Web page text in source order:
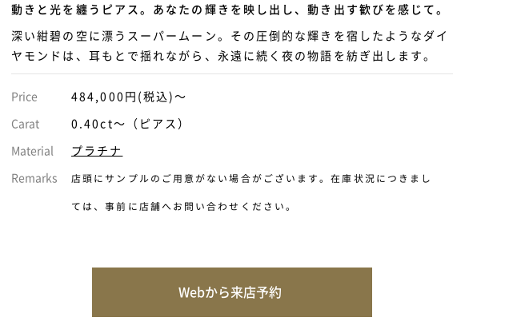
動きと光を纏うピアス。あなたの輝きを映し出し、動き出す歓びを感じて。
深い紺碧の空に漂うスーパームーン。その圧倒的な輝きを宿したようなダイ
ヤモンドは、耳もとで揺れながら、永遠に続く夜の物語を紡ぎ出します。
Price
484,000円(税込)～
Carat
0.40ct～（ピアス）
Material
プラチナ
Remarks
店頭にサンプルのご用意がない場合がございます。在庫状況につきまし
ては、事前に店舗へお問い合わせください。
Webから来店予約